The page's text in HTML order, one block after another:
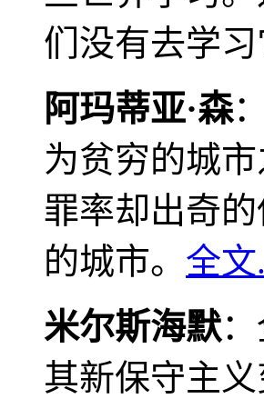
们没有去学
阿玛蒂亚·森
为贫穷的城
罪率却出奇
的城市。 全文
米尔斯海默
其新保守主